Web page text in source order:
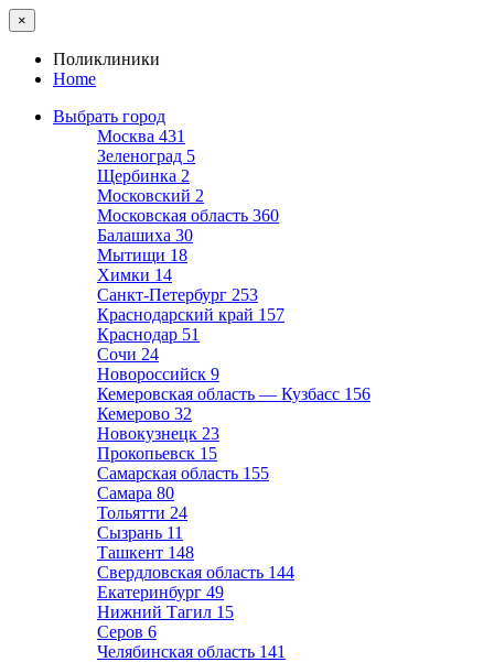
×
Поликлиники
Home
Выбрать город
Москва 431
Зеленоград 5
Щербинка 2
Московский 2
Московская область 360
Балашиха 30
Мытищи 18
Химки 14
Санкт-Петербург 253
Краснодарский край 157
Краснодар 51
Сочи 24
Новороссийск 9
Кемеровская область — Кузбасс 156
Кемерово 32
Новокузнецк 23
Прокопьевск 15
Самарская область 155
Самара 80
Тольятти 24
Сызрань 11
Ташкент 148
Свердловская область 144
Екатеринбург 49
Нижний Тагил 15
Серов 6
Челябинская область 141